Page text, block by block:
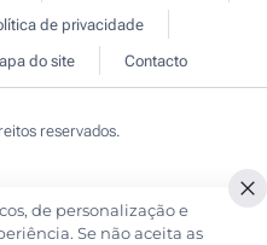
de privacidade
do site Contacto
reservados.
de personalização e
Se não aceita as